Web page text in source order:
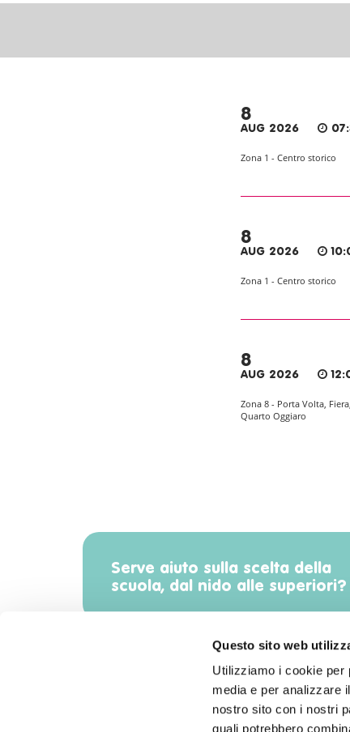
Questo sito web
Utilizziamo i cookie per
media e per analizzare
nostro sito con i nostri
quali potrebbero
8
AUG 2026
Zona 1 - Centro storico
8
AUG 2026
Zona 1 - Centro storico
8
AUG 2026
Zona 8 - Porta Volta,
Quarto Oggiaro
Serve aiuto sulla scelta della
scuola, dal nido alle superiori?
Scarica l'app di Radiomamma!